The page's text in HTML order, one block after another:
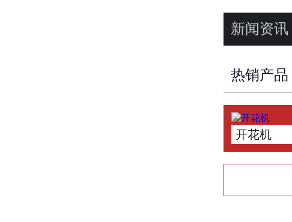
新闻资讯
热销产品
开花机